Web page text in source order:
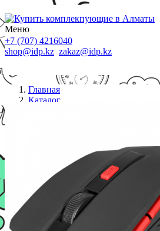
Меню
+7 (707) 4216040
shop@idp.kz zakaz@idp.kz
Главная
Каталог
Мышь беспроводная Defender